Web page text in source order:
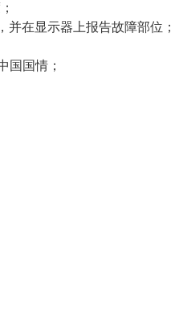
在显示器上报告故障部位；
国国情；